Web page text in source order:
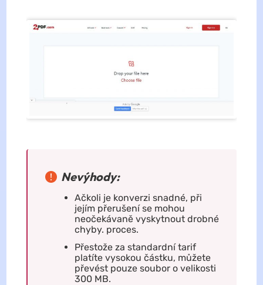
Nevýhody:
Ačkoli je konverzi snadné, při
jejím přerušení se mohou
neočekávaně vyskytnout drobné
chyby. proces.
Přestože za standardní tarif
platíte vysokou částku, můžete
převést pouze soubor o velikosti
300 MB.